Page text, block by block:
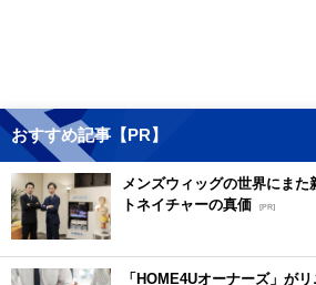
おすすめ記事【PR】
メンズウィッグの世界にま
トネイチャーの真価 [PR]
「HOME4Uオーナーズ」が